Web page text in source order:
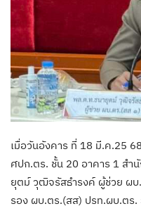
เมื่อวันอังคาร ที่ 18 มี.ค.25
ศปก.ตร. ชั้น 20 อาคาร 1 สำ
ยุตม์ วุฒิจรัสธำรงค์ ผู้ช่วย ผบ
รอง ผบ.ตร.(สส) ปรท.ผบ.ตร